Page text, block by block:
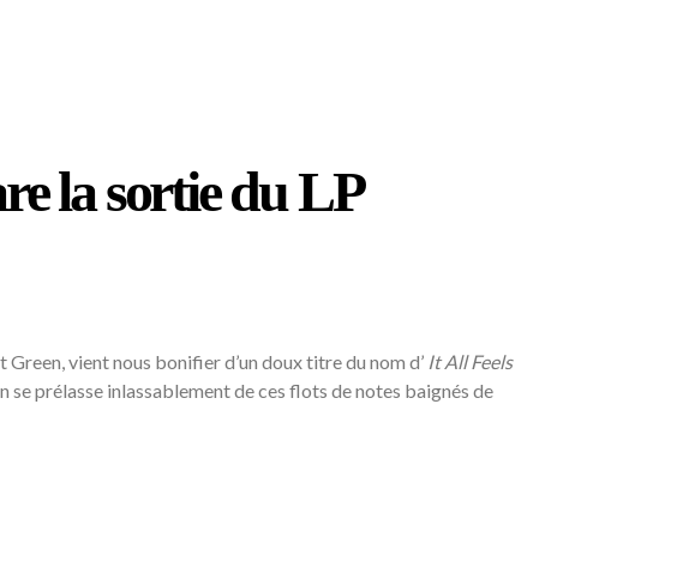
la sortie du LP
Green, vient nous bonifier d’un doux titre du nom d’ It All Feels
se prélasse inlassablement de ces flots de notes baignés de